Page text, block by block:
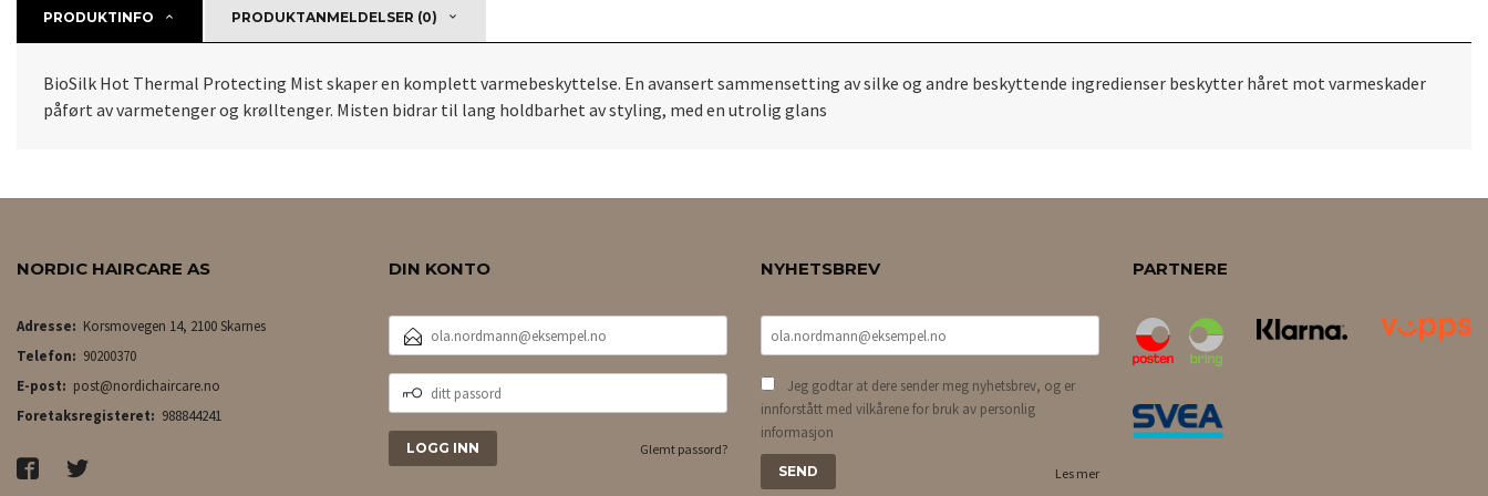
PRODUKTINFO PRODUKTANMELDELSER (0)
BioSilk Hot Thermal Protecting Mist skaper en komplett varmebeskyttelse. En avansert sammensetting av silke og andre beskyttende ingredienser beskytter håret mot varmeskader
påført av varmetenger og krølltenger. Misten bidrar til lang holdbarhet av styling, med en utrolig glans
NORDIC HAIRCARE AS
Adresse: Korsmovegen 14, 2100 Skarnes
Telefon: 90200370
E-post: post@nordichaircare.no
Foretaksregisteret: 988844241
DIN KONTO
POSTADRESSE
PASSORD
Glemt passord?
NYHETSBREV
Jeg godtar at dere sender meg nyhetsbrev, og er
innforstått med vilkårene for bruk av personlig
informasjon
Les mer
PARTNERE